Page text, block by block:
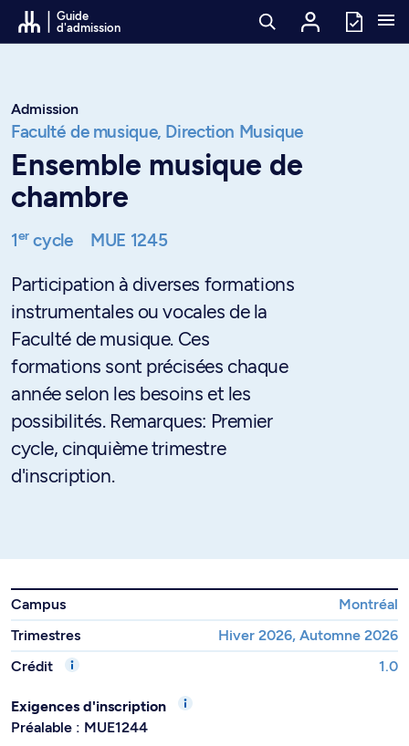
Passer au contenu
Guide
d'admission
Admission
Faculté de musique, Direction Musique
Ensemble musique de
chambre
1ercycle MUE 1245
Participation à diverses formations
instrumentales ou vocales de la
Faculté de musique. Ces
formations sont précisées chaque
année selon les besoins et les
possibilités. Remarques: Premier
cycle, cinquième trimestre
d'inscription.
Campus
Montréal
Trimestres
Hiver 2026, Automne 2026
Crédit
1.0
Exigences d'inscription
Préalable : MUE1244